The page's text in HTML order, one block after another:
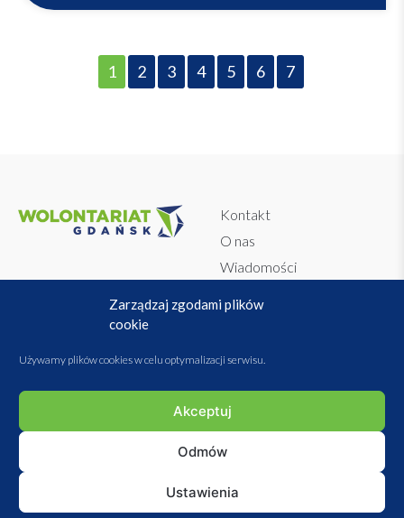
Zarządzaj zgodami plików
cookie
Używamy plików cookies w celu optymalizacji serwisu.
Akceptuj
Odmów
Ustawienia
1 2 3 4 5 6 7
Kontakt
O nas
Wiadomości
Regulamin
osobowych
Statut stowarzyszenia
Sprawozdania